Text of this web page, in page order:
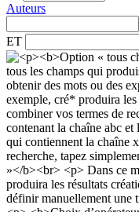
Auteurs
ET